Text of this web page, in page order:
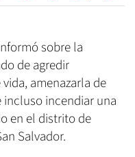
sobre la
de agredir
amenazarla de
incendiar una
en el distrito de
Salvador.